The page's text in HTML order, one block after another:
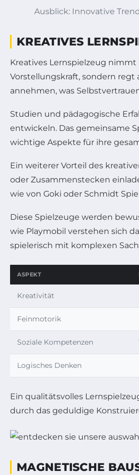
Ausblick: Innovative
KREATIVES
Kreatives Lernspielzeug
Vorstellungskraft, sondern
annehmen, was
Studien und pädagogische
entwickeln. Das gemeinsame
wichtige Aspekte für ihre
Ein weiterer Vorteil des
oder Zusammenstecken
wie von Goki oder Schmidt
Diese Spielzeuge werden
wie Playmobil verstehen sich
spielerisch mit komplexen
ASPEKT
Kreativität
Feinmotorik
Soziale Kompetenzen
Logisches Denken
Ein qualitätsvolles
durch das geduldige
MAGNETISCHE